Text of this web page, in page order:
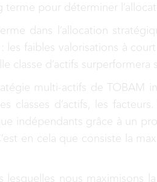
pour déterminer
dans l’allocation
les faibles valorisations à
classe d’actifs
multi-actifs de TOBAM
classes d’actifs, les
indépendants grâce à un
en cela que consiste la
lesquelles nous